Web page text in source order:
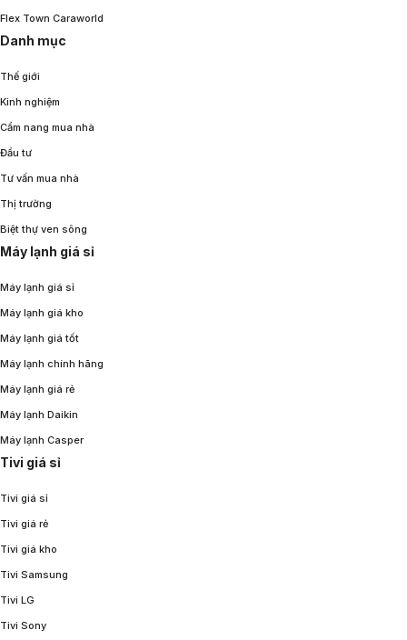
Flex Town Caraworld
Danh mục
Thế giới
Kinh nghiệm
Cẩm nang mua nhà
Đầu tư
Tư vấn mua nhà
Thị trường
Biệt thự ven sông
Máy lạnh giá sỉ
Máy lạnh giá sỉ
Máy lạnh giá kho
Máy lạnh giá tốt
Máy lạnh chính hãng
Máy lạnh giá rẻ
Máy lạnh Daikin
Máy lạnh Casper
Tivi giá sỉ
Tivi giá sỉ
Tivi giá rẻ
Tivi giá kho
Tivi Samsung
Tivi LG
Tivi Sony